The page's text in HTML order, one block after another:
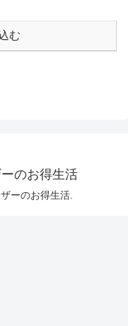
む
のお得生活
ーのお得生活.